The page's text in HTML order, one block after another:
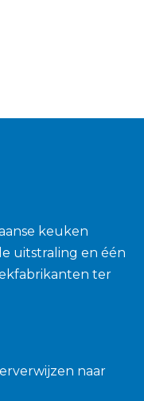
keuken
uitstraling en één
ter
naar